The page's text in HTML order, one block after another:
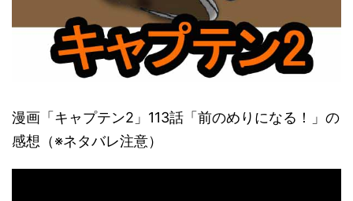
漫画「キャプテン2」113話「前のめりになる！」の
感想（※ネタバレ注意）